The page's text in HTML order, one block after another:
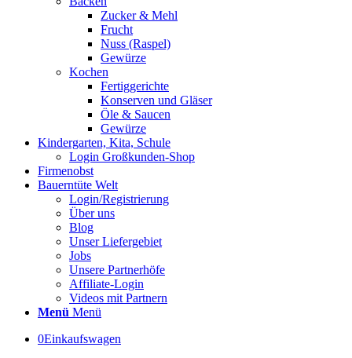
Zucker & Mehl
Frucht
Nuss (Raspel)
Gewürze
Kochen
Fertiggerichte
Konserven und Gläser
Öle & Saucen
Gewürze
Kindergarten, Kita, Schule
Login Großkunden-Shop
Firmenobst
Bauerntüte Welt
Login/Registrierung
Über uns
Blog
Unser Liefergebiet
Jobs
Unsere Partnerhöfe
Affiliate-Login
Videos mit Partnern
Menü Menü
0Einkaufswagen